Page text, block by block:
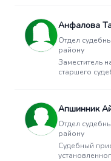
Анфалова
Отдел
району
Заместитель
старшего
Апшинник
Отдел
району
Судебный